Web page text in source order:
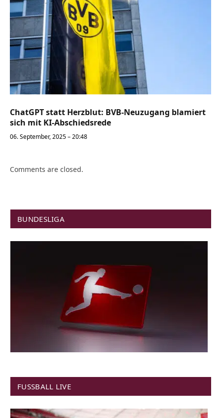
ChatGPT statt Herzblut: BVB-Neuzugang blamiert
sich mit KI-Abschiedsrede
06. September, 2025 – 20:48
Comments are closed.
BUNDESLIGA
FUSSBALL LIVE